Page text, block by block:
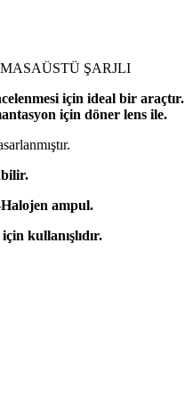
ŞARJLI
için ideal bir araçtır.
için döner lens ile.
ampul.
kullanışlıdır.